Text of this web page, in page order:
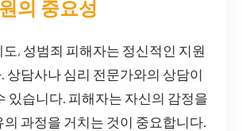
의 중요성
, 성범죄 피해자는 정신적인 지원
상담사나 심리 전문가와의 상담이
있습니다. 피해자는 자신의 감정을
의 과정을 거치는 것이 중요합니다.